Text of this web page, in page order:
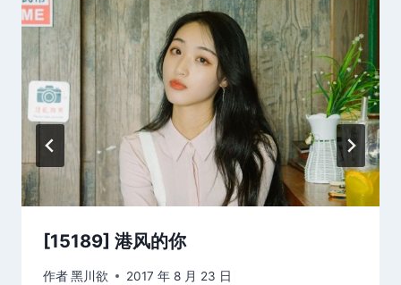
[15189] 港风的你
作者黑川欲 2017 年 8 月 23 日